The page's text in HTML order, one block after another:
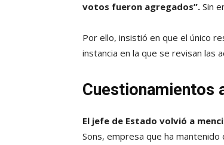
votos fueron agregados”. Sin
Por ello, insistió en que el único
instancia en la que se revisan las
Cuestionamientos
El jefe de Estado volvió a
Sons, empresa que ha